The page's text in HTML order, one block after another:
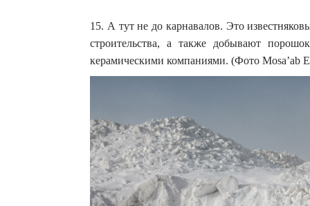
15. А тут не до карнавалов. Это
строительства, а также добывают
керамическими компаниями. (Фото Mosa’ab